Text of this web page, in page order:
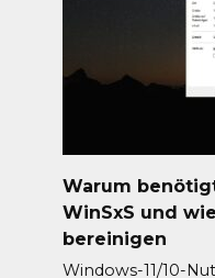
Warum
WinSxS und
bereinigen
Windows-11/10-